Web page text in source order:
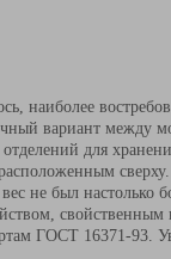
вариант
для
не был настолько
свойственным
ГОСТ 16371-93.